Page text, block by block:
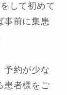
して初めて
事前に集患
予約が少な
患者様をご